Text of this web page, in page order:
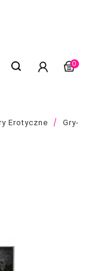
0
Erotyczne
Gry-